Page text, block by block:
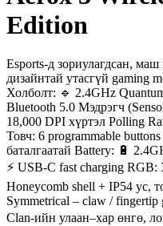
Edition
Esports-д зориулагдсан,
дизайнтай утасгүй gaming
Холболт: 🔹 2.4GHz
Bluetooth 5.0 Мэдрэгч
18,000 DPI хүртэл Polling
Товч: 6 programmable
баталгаатай Battery: 🔋
⚡ USB-C fast charging
Honeycomb shell + IP54 ус,
Symmetrical – claw /
Clan-ийн улаан–хар өнгө,